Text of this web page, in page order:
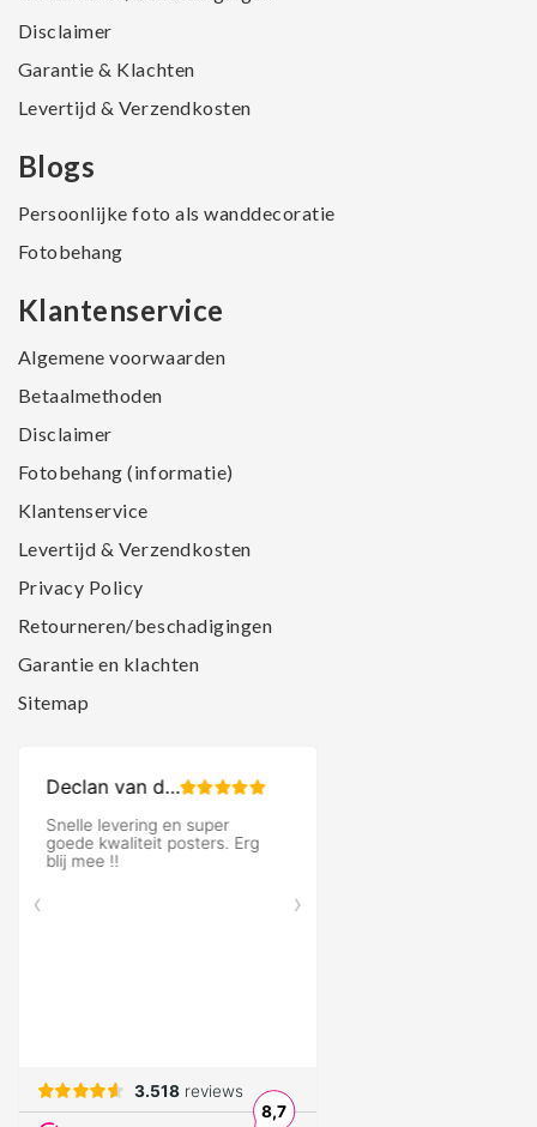
Disclaimer
Garantie & Klachten
Levertijd & Verzendkosten
Blogs
Persoonlijke foto als wanddecoratie
Fotobehang
Klantenservice
Algemene voorwaarden
Betaalmethoden
Disclaimer
Fotobehang (informatie)
Klantenservice
Levertijd & Verzendkosten
Privacy Policy
Retourneren/beschadigingen
Garantie en klachten
Sitemap